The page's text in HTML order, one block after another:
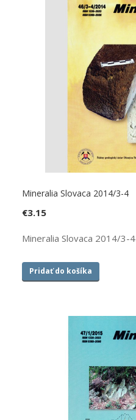
Mineralia Slovaca 2014/3-4
€3.15
Mineralia Slovaca 2014/3-4
Pridať do košíka